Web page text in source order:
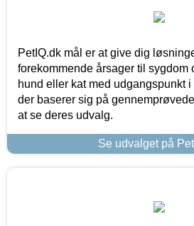
PetIQ.dk mål er at give dig
forekommende årsager til sygdom
hund eller kat med udgangspunkt
der baserer sig på
at se deres udvalg.
Se udvalget på